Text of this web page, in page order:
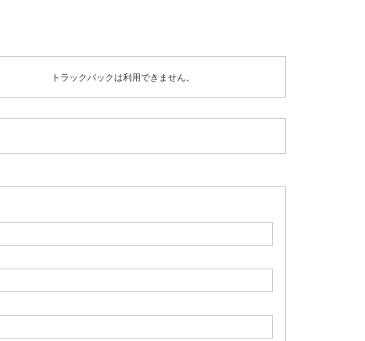
トラックバックは利用できません。